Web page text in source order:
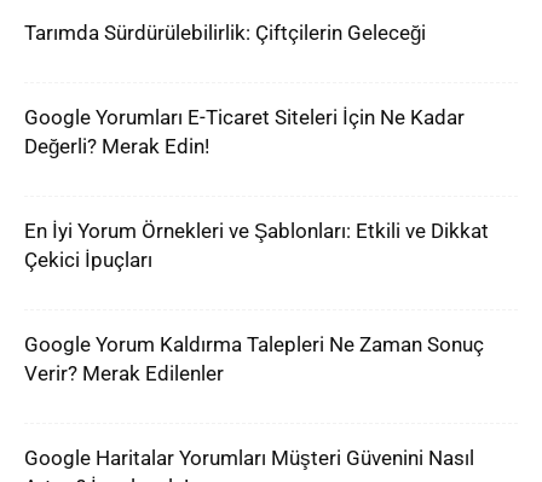
Tarımda Sürdürülebilirlik: Çiftçilerin Geleceği
Google Yorumları E-Ticaret Siteleri İçin Ne Kadar
Değerli? Merak Edin!
En İyi Yorum Örnekleri ve Şablonları: Etkili ve Dikkat
Çekici İpuçları
Google Yorum Kaldırma Talepleri Ne Zaman Sonuç
Verir? Merak Edilenler
Google Haritalar Yorumları Müşteri Güvenini Nasıl